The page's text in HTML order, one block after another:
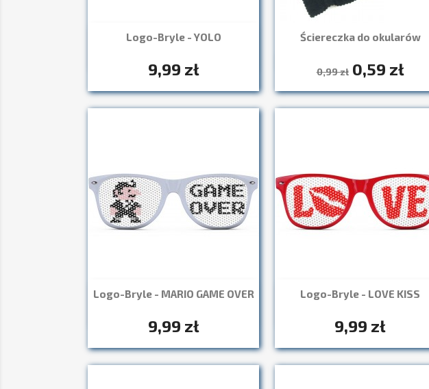
Logo-Bryle - YOLO
9,99 zł
Szybki podgląd
Ściereczka do okularów
0,99 zł 0,59 zł
Szybki podgląd
Logo-Bryle - MARIO GAME OVER
9,99 zł
Szybki podgląd
Logo-Bryle - LOVE KISS
9,99 zł
Szybki podgląd